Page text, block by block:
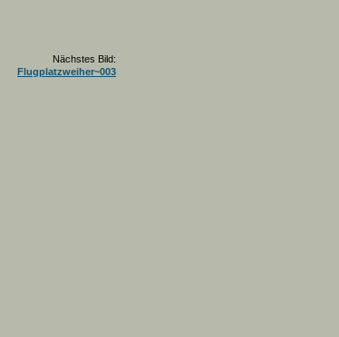
Nächstes Bild:
Flugplatzweiher~003